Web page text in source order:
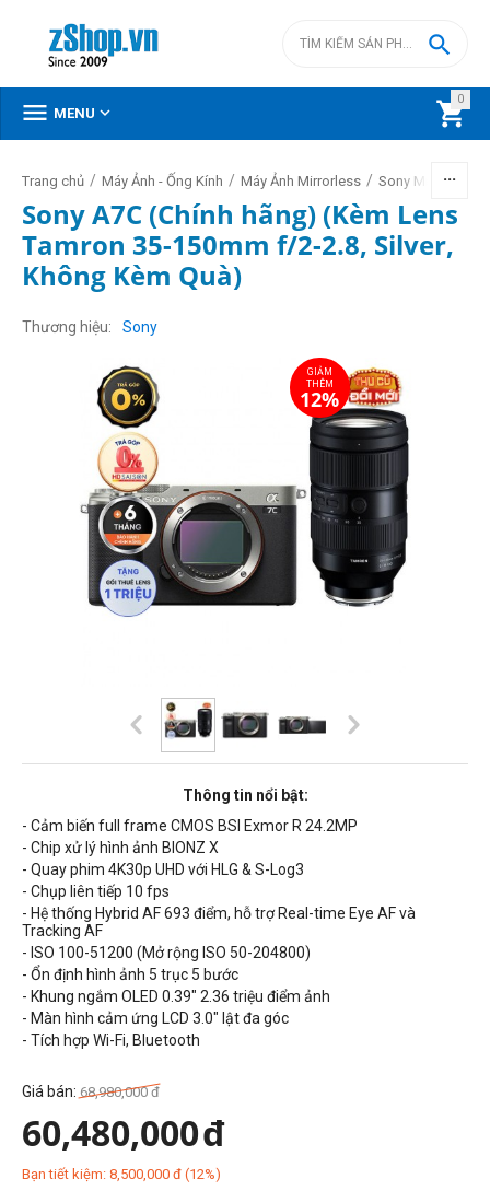
0


 MENU 
Trang chủ / Máy Ảnh - Ống Kính / Máy Ảnh Mirrorless / Sony Mirrorless
Sony A7C (Chính hãng) (Kèm Lens
Tamron 35-150mm f/2-2.8, Silver,
Không Kèm Quà)
Thương hiệu Sony
Thông tin nổi bật:
- Cảm biến full frame CMOS BSI Exmor R 24.2MP
- Chip xử lý hình ảnh BIONZ X
- Quay phim 4K30p UHD với HLG & S-Log3
- Chụp liên tiếp 10 fps
- Hệ thống Hybrid AF 693 điểm, hỗ trợ Real-time Eye AF và
Tracking AF
- ISO 100-51200 (Mở rộng ISO 50-204800)
- Ổn định hình ảnh 5 trục 5 bước
- Khung ngắm OLED 0.39" 2.36 triệu điểm ảnh
- Màn hình cảm ứng LCD 3.0" lật đa góc
- Tích hợp Wi-Fi, Bluetooth
Giá bán: 68,980,000 đ
60,480,000đ
Bạn tiết kiệm: 8,500,000 đ (12%)